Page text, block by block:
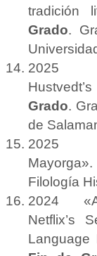
tradición
Grado.
2025
Hustvedt’s
Grado.
de
2025
Mayorga».
Filología
2024
Netflix’s
Language